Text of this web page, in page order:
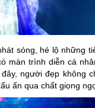
sóng, hé lộ những
màn trình diễn cá
người đẹp không
ấn qua chất giọng